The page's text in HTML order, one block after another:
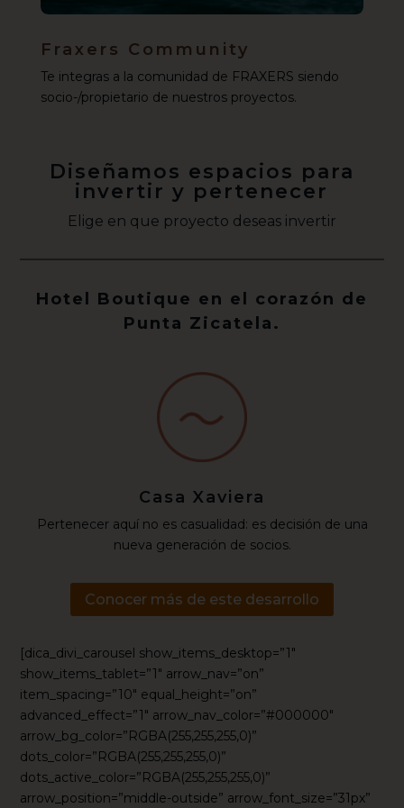
Fraxers Community
Te integras a la comunidad de FRAXERS siendo
socio-/propietario de nuestros proyectos.
Diseñamos espacios para
invertir y pertenecer
Elige en que proyecto deseas invertir
Hotel Boutique en el corazón de
Punta Zicatela.
Casa Xaviera
Pertenecer aquí no es casualidad: es decisión de una
nueva generación de socios.
Conocer más de este desarrollo
[dica_divi_carousel show_items_desktop=”1″
show_items_tablet=”1″ arrow_nav=”on”
item_spacing=”10″ equal_height=”on”
advanced_effect=”1″ arrow_nav_color=”#000000″
arrow_bg_color=”RGBA(255,255,255,0)”
dots_color=”RGBA(255,255,255,0)”
dots_active_color=”RGBA(255,255,255,0)”
arrow_position=”middle-outside” arrow_font_size=”31px”